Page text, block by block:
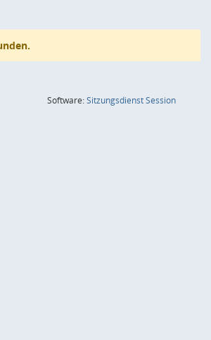
Software:SitzungsdienstSession(Wird in